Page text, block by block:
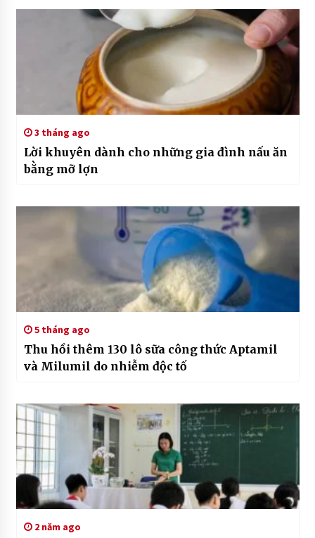
3 tháng ago
Lời khuyên dành cho những gia đình nấu ăn
bằng mỡ lợn
5 tháng ago
Thu hồi thêm 130 lô sữa công thức Aptamil
và Milumil do nhiễm độc tố
2 năm ago